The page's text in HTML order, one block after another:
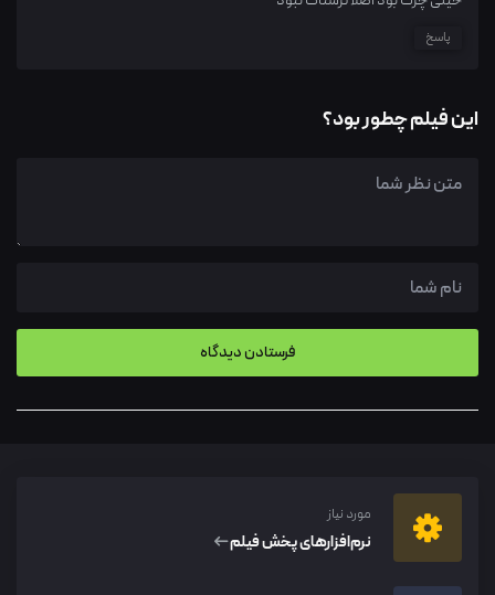
پاسخ
این فیلم چطور بود؟
مورد نیاز
نرم‌افزار‌های پخش فیلم